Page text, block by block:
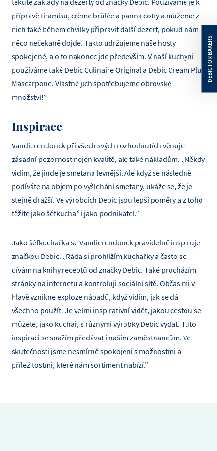
tekuté základy na dezerty od značky Debic. Používáme je k
přípravě tiramisu, crème brûlée a panna cotty a můžeme z
nich také během chvilky připravit další dezert, pokud nám
něco nečekaně dojde. Takto udržujeme naše hosty
spokojené, a o to nakonec jde především. V naší kuchyni
používáme také Debic Culinaire Original a Debic Cream Plus
Mascarpone. Vlastně jich spotřebujeme obrovské
množství!”
Inspirace
Vandierendonck při všech svých rozhodnutích věnuje
zásadní pozornost nejen kvalitě, ale také nákladům. „Někdy
vidím, že jinde je smetana levnější. Ale když se následně
podíváte na objem po vyšlehání smetany, ukáže se, že je
stejně dražší. Ve výrobcích Debic jsou lepší poměry a z toho
těžíte jako šéfkuchař i jako podnikatel.”
Jako šéfkuchařka se Vandierendonck pravidelně inspiruje
značkou Debic. „Ráda si prohlížím kuchařky a často se
dívám na knihy receptů od značky Debic. Také procházím
stránky na internetu a kontroluji sociální sítě. Občas mi v
hlavě vznikne exploze nápadů, když vidím, jak se dá
všechno použít! Je velmi inspirativní vidět, jakou cestou se
můžete, jako kuchař, s různými výrobky Debic vydat. Tuto
inspiraci se snažím předávat i našim zaměstnancům. Ve
skutečnosti jsme nesmírně spokojeni s možnostmi a
příležitostmi, které nám sortiment nabízí.”